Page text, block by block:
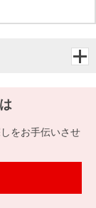
AI
店舗のご
MUFG
ニュース
閉じる
をお手伝いさせ